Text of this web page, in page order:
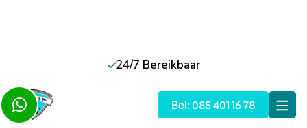
24/7 Bereikbaar
Bel: 085 401 16 78

Terug naar overzicht